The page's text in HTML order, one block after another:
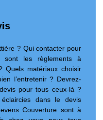
? Qui contacter pour
sont les règlements à
Quels matériaux choisir
l’entretenir ? Devrez-
pour tous ceux-là ?
dans le devis
Couverture sont à